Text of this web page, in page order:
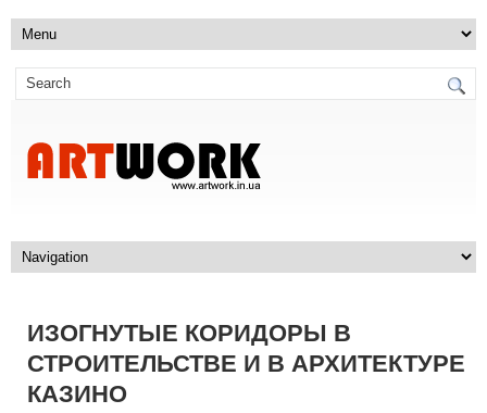
ИЗОГНУТЫЕ КОРИДОРЫ В
СТРОИТЕЛЬСТВЕ И В АРХИТЕКТУРЕ
КАЗИНО